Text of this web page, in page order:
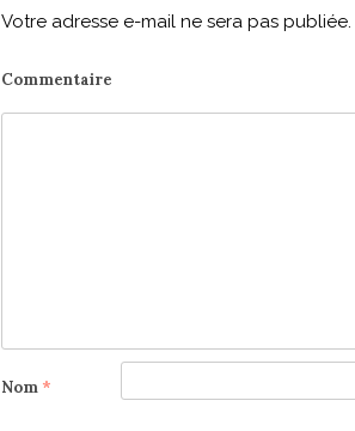
Votre adresse e-mail ne sera pas publiée.
Commentaire
Nom *